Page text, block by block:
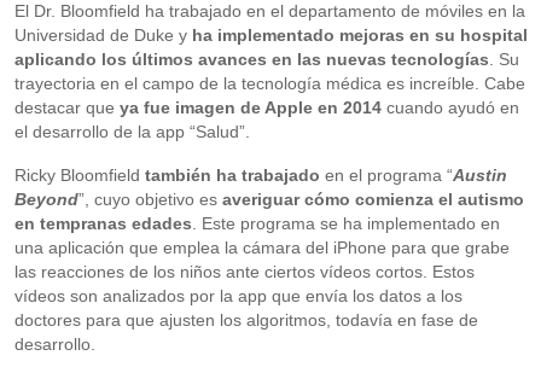
El Dr. Bloomfield ha trabajado en el departamento de móviles en la
Universidad de Duke y ha implementado mejoras en su hospital
aplicando los últimos avances en las nuevas tecnologías. Su
trayectoria en el campo de la tecnología médica es increíble. Cabe
destacar que ya fue imagen de Apple en 2014cuando ayudó en
el desarrollo de la app “Salud”.
Ricky Bloomfield también ha trabajado en el programa “Austin
Beyond”, cuyo objetivo es averiguar cómo comienza el autismo
en tempranas edades. Este programa se ha implementado en
una aplicación que emplea la cámara del iPhone para que grabe
las reacciones de los niños ante ciertos vídeos cortos. Estos
vídeos son analizados por la app que envía los datos a los
doctores para que ajusten los algoritmos, todavía en fase de
desarrollo.